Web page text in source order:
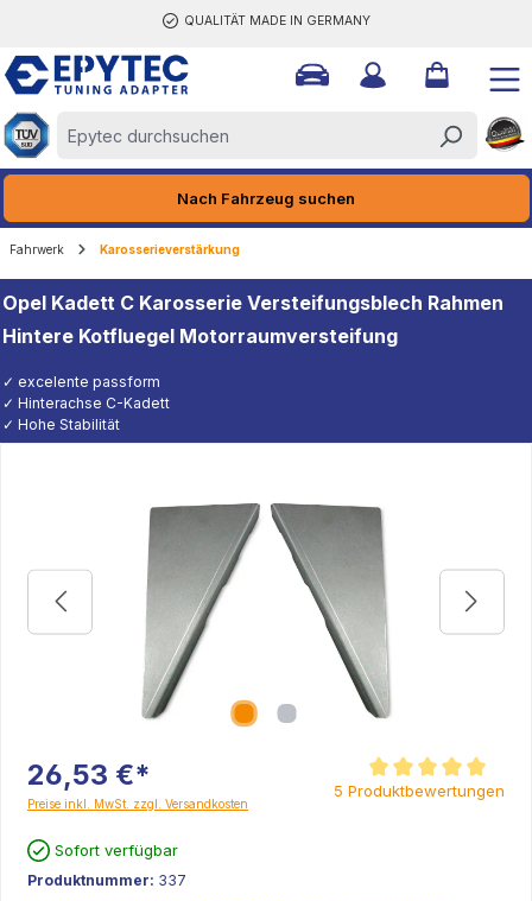
QUALITÄT MADE IN GERMANY
Nach Fahrzeug suchen
Fahrwerk Karosserieverstärkung
Opel Kadett C Karosserie Versteifungsblech Rahmen
Hintere Kotfluegel Motorraumversteifung
✓ excelente passform
✓ Hinterachse C-Kadett
✓ Hohe Stabilität
26,53 €*
Preise inkl. MwSt. zzgl. Versandkosten
Durchschnittliche
5 Produktbewertungen
Sofort verfügbar
Produktnummer: 337